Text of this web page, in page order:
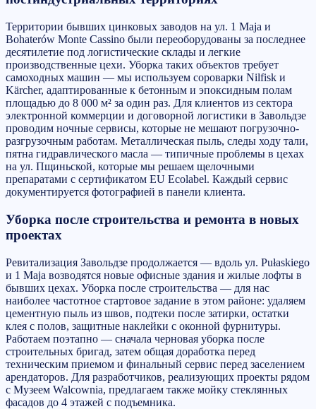
Территории бывших цинковых заводов на ул. 1 Maja и
Bohaterów Monte Cassino были переоборудованы за последнее
десятилетие под логистические склады и легкие
производственные цехи. Уборка таких объектов требует
самоходных машин — мы используем сороварки Nilfisk и
Kärcher, адаптированные к бетонным и эпоксидным полам
площадью до 8 000 м² за один раз. Для клиентов из сектора
электронной коммерции и договорной логистики в Завольдзе
проводим ночные сервисы, которые не мешают погрузочно-
разгрузочным работам. Металлическая пыль, следы ходу тали,
пятна гидравлического масла — типичные проблемы в цехах
на ул. Пщиньской, которые мы решаем щелочными
препаратами с сертификатом EU Ecolabel. Каждый сервис
документируется фотографией в панели клиента.
Уборка после строительства и ремонта в новых
проектах
Ревитализация Завольдзе продолжается — вдоль ул. Pułaskiego
и 1 Maja возводятся новые офисные здания и жилые лофты в
бывших цехах. Уборка после строительства — для нас
наиболее частотное стартовое задание в этом районе: удаляем
цементную пыль из швов, подтеки после затирки, остатки
клея с полов, защитные наклейки с оконной фурнитуры.
Работаем поэтапно — сначала черновая уборка после
строительных бригад, затем общая доработка перед
техническим приемом и финальный сервис перед заселением
арендаторов. Для разработчиков, реализующих проекты рядом
с Музеем Walcownia, предлагаем также мойку стеклянных
фасадов до 4 этажей с подъемника.